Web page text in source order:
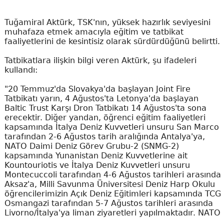
Tuğamiral Aktürk, TSK'nın, yüksek hazırlık seviyesini
muhafaza etmek amacıyla eğitim ve tatbikat
faaliyetlerini de kesintisiz olarak sürdürdüğünü belirtti.
Tatbikatlara ilişkin bilgi veren Aktürk, şu ifadeleri
kullandı:
"20 Temmuz'da Slovakya'da başlayan Joint Fire
Tatbikatı yarın, 4 Ağustos'ta Letonya'da başlayan
Baltic Trust Karşı Dron Tatbikatı 14 Ağustos'ta sona
erecektir. Diğer yandan, öğrenci eğitim faaliyetleri
kapsamında İtalya Deniz Kuvvetleri unsuru San Marco
tarafından 2-6 Ağustos tarih aralığında Antalya'ya,
NATO Daimi Deniz Görev Grubu-2 (SNMG-2)
kapsamında Yunanistan Deniz Kuvvetlerine ait
Kountouriotis ve İtalya Deniz Kuvvetleri unsuru
Montecuccoli tarafından 4-6 Ağustos tarihleri arasında
Aksaz'a, Milli Savunma Üniversitesi Deniz Harp Okulu
öğrencilerimizin Açık Deniz Eğitimleri kapsamında TCG
Osmangazi tarafından 5-7 Ağustos tarihleri arasında
Livorno/İtalya'ya liman ziyaretleri yapılmaktadır. NATO